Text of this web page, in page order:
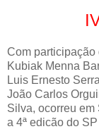
Com
Kubiak Menna
Luis Ernesto
João Carlos
Silva, ocorreu em
a 4ª edicão do